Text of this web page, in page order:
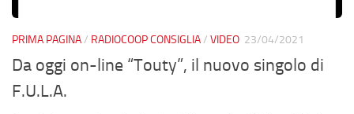
PRIMA PAGINA/ RADIOCOOP CONSIGLIA/ VIDEO 23/04/2021
Da oggi on-line “Touty”, il nuovo singolo di
F.U.L.A.